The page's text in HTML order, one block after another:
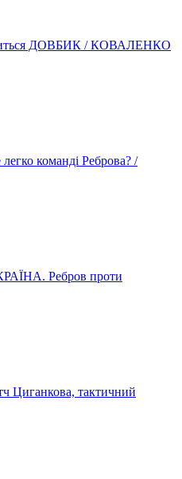
ДОВБИК / КОВАЛЕНКО
команді Реброва? /
Ребров проти
Циганкова, тактичний